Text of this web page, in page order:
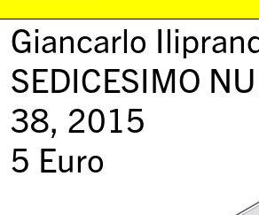
Giancarlo
SEDICESIMO
38, 2015
5 Euro